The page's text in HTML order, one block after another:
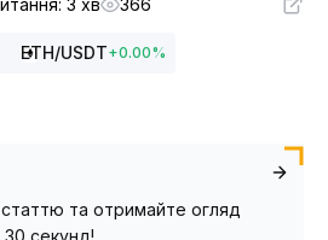
3 хв 366
ETH/USDT+0.00%
та отримайте огляд
30 секунд!